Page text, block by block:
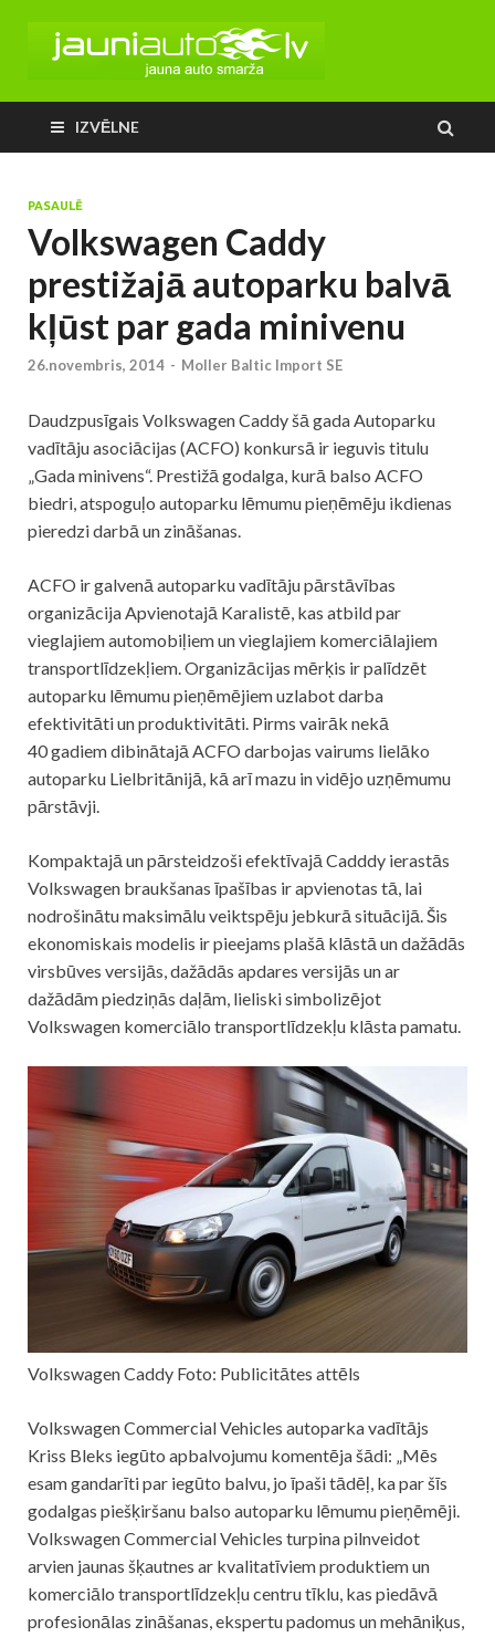
IZVĒLNE
PASAULĒ
Volkswagen Caddy
prestižajā autoparku balvā
kļūst par gada minivenu
26.novembris, 2014 - Moller Baltic Import SE
Daudzpusīgais Volkswagen Caddy šā gada Autoparku
vadītāju asociācijas (ACFO) konkursā ir ieguvis titulu
„Gada minivens“. Prestižā godalga, kurā balso ACFO
biedri, atspoguļo autoparku lēmumu pieņēmēju ikdienas
pieredzi darbā un zināšanas.
ACFO ir galvenā autoparku vadītāju pārstāvības
organizācija Apvienotajā Karalistē, kas atbild par
vieglajiem automobiļiem un vieglajiem komerciālajiem
transportlīdzekļiem. Organizācijas mērķis ir palīdzēt
autoparku lēmumu pieņēmējiem uzlabot darba
efektivitāti un produktivitāti. Pirms vairāk nekā
40 gadiem dibinātajā ACFO darbojas vairums lielāko
autoparku Lielbritānijā, kā arī mazu in vidējo uzņēmumu
pārstāvji.
Kompaktajā un pārsteidzoši efektīvajā Cadddy ierastās
Volkswagen braukšanas īpašības ir apvienotas tā, lai
nodrošinātu maksimālu veiktspēju jebkurā situācijā. Šis
ekonomiskais modelis ir pieejams plašā klāstā un dažādās
virsbūves versijās, dažādās apdares versijās un ar
dažādām piedziņās daļām, lieliski simbolizējot
Volkswagen komerciālo transportlīdzekļu klāsta pamatu.
Volkswagen Caddy Foto: Publicitātes attēls
Volkswagen Commercial Vehicles autoparka vadītājs
Kriss Bleks iegūto apbalvojumu komentēja šādi: „Mēs
esam gandarīti par iegūto balvu, jo īpaši tādēļ, ka par šīs
godalgas piešķiršanu balso autoparku lēmumu pieņēmēji.
Volkswagen Commercial Vehicles turpina pilnveidot
arvien jaunas šķautnes ar kvalitatīviem produktiem un
komerciālo transportlīdzekļu centru tīklu, kas piedāvā
profesionālas zināšanas, ekspertu padomus un mehāniķus,